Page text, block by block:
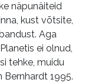
näpunäiteid
kust võtsite,
Aga
ei olnud,
tehke, muidu
Bernhardt 1995.